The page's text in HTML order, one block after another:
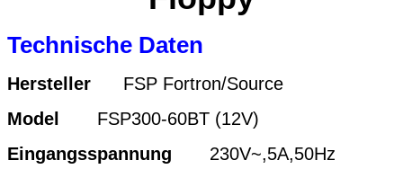
Technische Daten
Hersteller FSP Fortron/Source
Model FSP300-60BT (12V)
Eingangsspannung 230V~,5A,50Hz